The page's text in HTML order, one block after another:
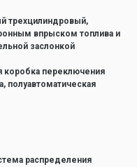
трехцилиндровый,
впрыском топлива и
заслонкой
коробка переключения
полуавтоматическая
распределения